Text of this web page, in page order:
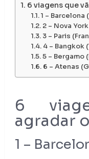
6 viagens que
1 – Barcelona
2 – Nova
3 – Paris
4 – Bangkok
5 – Bergamo
6 – Atenas
6
agradar
1 –